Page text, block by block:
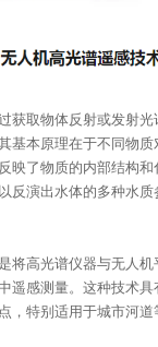
获取物体反射或发射
基本原理在于不同物
映了物质的内部结构
反演出水体的多种水
将高光谱仪器与无人
遥感测量。这种技术具
，特别适用于城市河道